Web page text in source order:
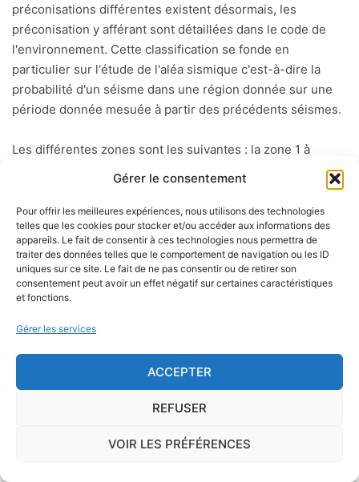
Gérer le consentement
Pour offrir les meilleures expériences, nous utilisons des technologies
telles que les cookies pour stocker et/ou accéder aux informations des
appareils. Le fait de consentir à ces technologies nous permettra de
traiter des données telles que le comportement de navigation ou les ID
uniques sur ce site. Le fait de ne pas consentir ou de retirer son
consentement peut avoir un effet négatif sur certaines caractéristiques
et fonctions.
Gérer les services
ACCEPTER
REFUSER
VOIR LES PRÉFÉRENCES
préconisations différentes existent désormais, les
préconisation y afférant sont détaillées dans le code de
l'environnement. Cette classification se fonde en
particulier sur l'étude de l'aléa sismique c'est-à-dire la
probabilité d'un séisme dans une région donnée sur une
période donnée mesuée à partir des précédents séismes.
Les différentes zones sont les suivantes : la zone 1 à
sismicité très faible sans prescription spécifique pour les
constructions dites "à risque normal". Les zones 2 à 5 (aléa
sisimique faible, modéré, moyen ou fort) où des règles de
constructions parasismiques s'appliquent aux bâtiments
dits "à risque normal".
.Cependant, il est préférable d'être particulièrement
existent dans de nombreuses communes partout en